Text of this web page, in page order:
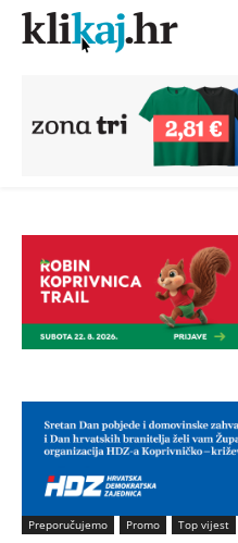
Preporučujemo Promo Top vijest